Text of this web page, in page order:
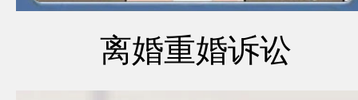
离婚重婚诉讼